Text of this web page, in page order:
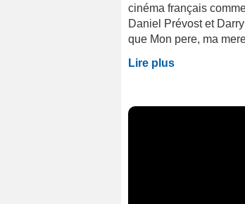
cinéma français
Daniel Prévost et
que Mon pere, ma
Lire plus